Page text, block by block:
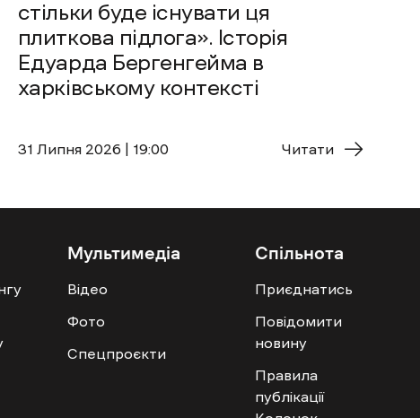
стільки буде існувати ця
плиткова підлога». Історія
Едуарда Бергенгейма в
харківському контексті
31 Липня 2026 | 19:00 Читати
Мультимедіа
Відео
Фото
Спецпроєкти
Спільнота
Приєднатись
Повідомити
новину
Правила
публікації